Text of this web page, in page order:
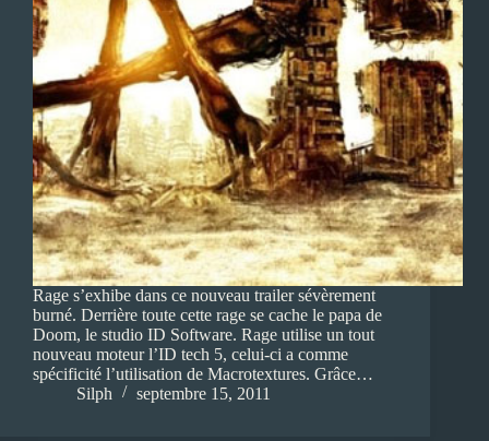
Rage s’exhibe dans ce nouveau trailer sévèrement
burné. Derrière toute cette rage se cache le papa de
Doom, le studio ID Software. Rage utilise un tout
nouveau moteur l’ID tech 5, celui-ci a comme
spécificité l’utilisation de Macrotextures. Grâce…
Silph
septembre 15, 2011